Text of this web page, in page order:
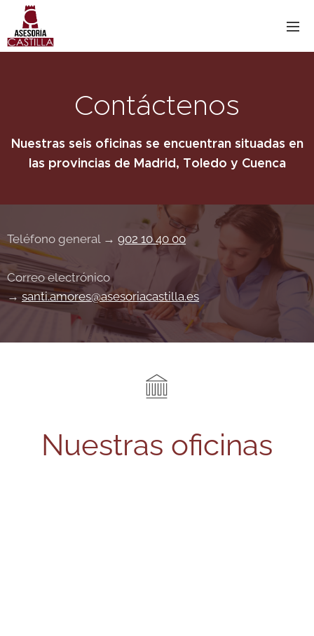
Contáctenos
Nuestras seis oficinas se encuentran situadas en
las provincias de Madrid, Toledo y Cuenca
Teléfono general → 902 10 40 00
Correo electrónico
→santi.amores@asesoriacastilla.es
Nuestras oficinas